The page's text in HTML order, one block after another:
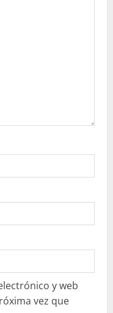
y web
vez que